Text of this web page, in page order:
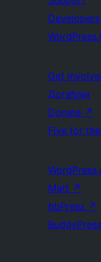
Developers
Get
Догађаји
Donate ↗
Five for
Matt ↗
bbPress ↗
BuddyPress